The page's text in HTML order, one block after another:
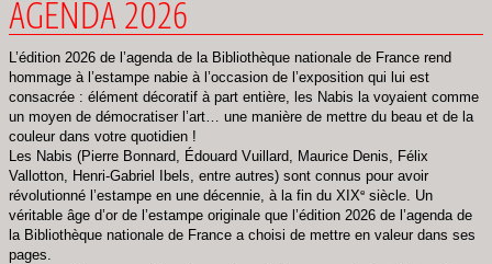
AGENDA 2026
L’édition 2026 de l’agenda de la Bibliothèque nationale de France rend
hommage à l’estampe nabie à l’occasion de l’exposition qui lui est
consacrée : élément décoratif à part entière, les Nabis la voyaient comme
un moyen de démocratiser l’art… une manière de mettre du beau et de la
couleur dans votre quotidien !
Les Nabis (Pierre Bonnard, Édouard Vuillard, Maurice Denis, Félix
Vallotton, Henri-Gabriel Ibels, entre autres) sont connus pour avoir
révolutionné l’estampe en une décennie, à la fin du XIXe siècle. Un
véritable âge d’or de l’estampe originale que l’édition 2026 de l’agenda de
la Bibliothèque nationale de France a choisi de mettre en valeur dans ses
pages.